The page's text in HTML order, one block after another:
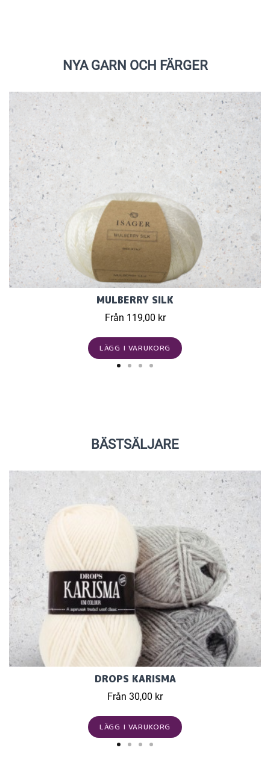
NYA GARN OCH FÄRGER
MULBERRY SILK
Från 119,00 kr
LÄGG I VARUKORG
BÄSTSÄLJARE
DROPS KARISMA
Från 30,00 kr
LÄGG I VARUKORG